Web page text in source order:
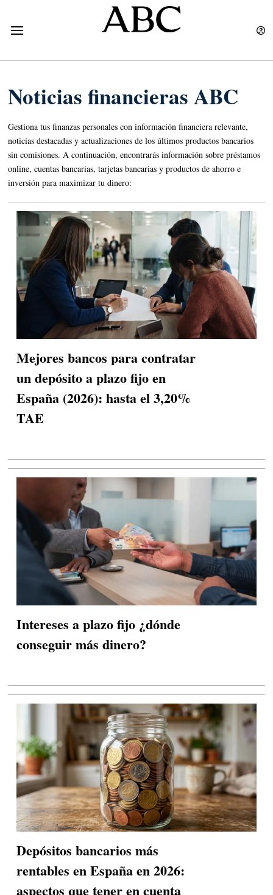
Noticias financieras ABC
Gestiona tus finanzas personales con información financiera relevante,
noticias destacadas y actualizaciones de los últimos productos bancarios
sin comisiones. A continuación, encontrarás información sobre préstamos
online, cuentas bancarias, tarjetas bancarias y productos de ahorro e
inversión para maximizar tu dinero:
Mejores bancos para contratar
un depósito a plazo fijo en
España (2026): hasta el 3,20%
TAE
Intereses a plazo fijo ¿dónde
conseguir más dinero?
Depósitos bancarios más
rentables en España en 2026:
aspectos que tener en cuenta